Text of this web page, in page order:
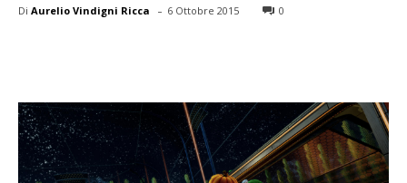
Di Aurelio Vindigni Ricca - 6 Ottobre 2015 0